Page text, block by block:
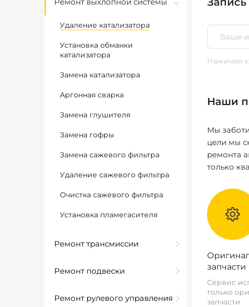
Удаление катализатора
Установка обманки
катализатора
Замена катализатора
Аргонная сварка
Замена глушителя
Замена гофры
Замена сажевого фильтра
Удаление сажевого фильтра
Очистка сажевого фильтра
Установка пламегасителя
Ремонт трансмиссии
Ремонт подвески
Ремонт рулевого управления
Нажимая
Наши
Мы
цели мы
ремонта
только
запчасти
Сервис
только
запчасти